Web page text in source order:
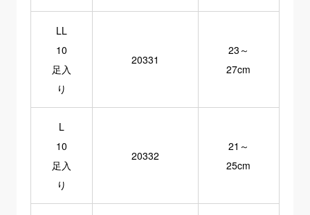
LL
10
足入
り
20331
23～
27cm
L
10
足入
り
20332
21～
25cm